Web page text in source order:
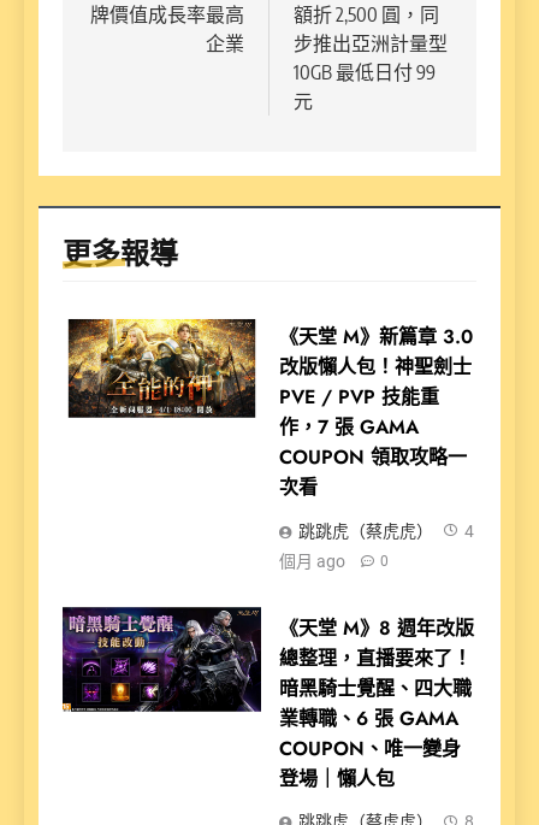
覽
牌價值成長率最高
企業
額折 2,500 圓，同
步推出亞洲計量型
10GB 最低日付 99
元
更多報導
《天堂 M》新篇章 3.0
改版懶人包！神聖劍士
PVE / PVP 技能重
作，7 張 GAMA
COUPON 領取攻略一
次看
跳跳虎（蔡虎虎）
4
個月 ago
0
《天堂 M》8 週年改版
總整理，直播要來了！
暗黑騎士覺醒、四大職
業轉職、6 張 GAMA
COUPON、唯一變身
登場｜懶人包